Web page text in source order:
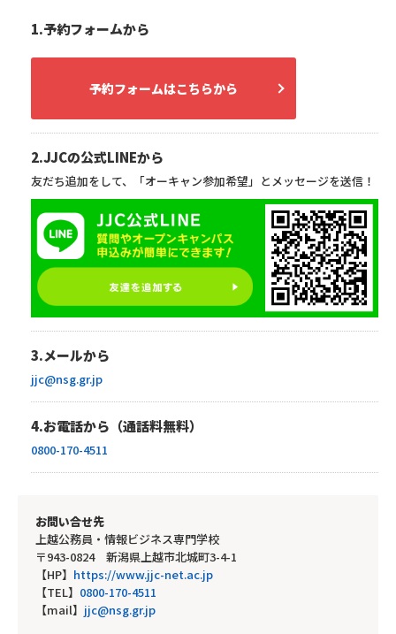
1.予約フォームから
予約フォームはこちらから
2.JJCの公式LINEから
友だち追加をして、「オーキャン参加希望」とメッセージを送信！
3.メールから
jjc@nsg.gr.jp
4.お電話から（通話料無料）
0800-170-4511
お問い合せ先
上越公務員・情報ビジネス専門学校
〒943-0824 新潟県上越市北城町3-4-1
【HP】 https://www.jjc-net.ac.jp
【TEL】 0800-170-4511
【mail】 jjc@nsg.gr.jp